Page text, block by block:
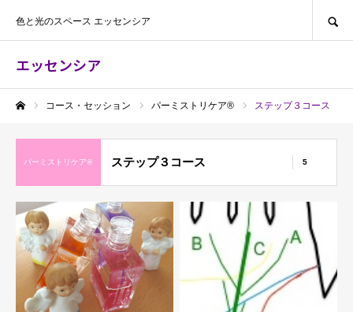
エッセンシア
色と光のスペース エッセンシア
コース・セッション パーミストリケア®︎ ステップ３コース
パーミストリケア®︎ ステップ３コース 5